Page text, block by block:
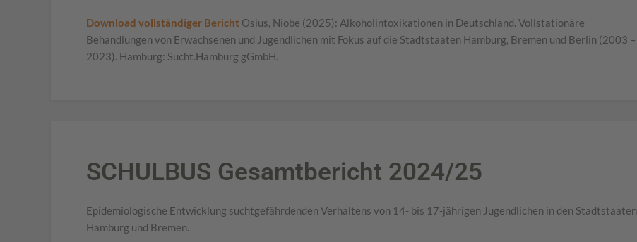
Download vollständiger Bericht Osius, Niobe (2025): Alkoholintoxikationen in Deutschland. Vollstationäre
Behandlungen von Erwachsenen und Jugendlichen mit Fokus auf die Stadtstaaten Hamburg, Bremen und Berlin (2003 –
2023). Hamburg: Sucht.Hamburg gGmbH.
SCHULBUS Gesamtbericht 2024/25
Epidemiologische Entwicklung suchtgefährdenden Verhaltens von 14- bis 17-jährigen Jugendlichen in den Stadtstaaten
Hamburg und Bremen.